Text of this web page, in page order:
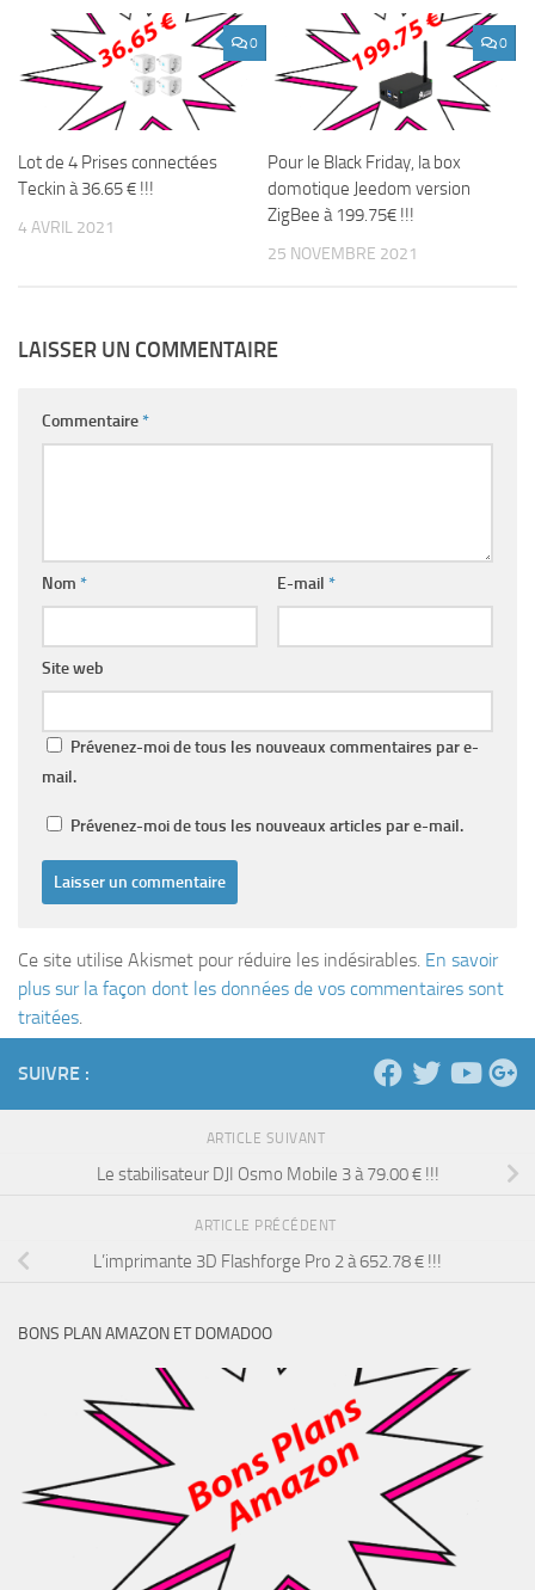
0
Lot de 4 Prises connectées
Teckin à 36.65 € !!!
4 AVRIL 2021
0
Pour le Black Friday, la box
domotique Jeedom version
ZigBee à 199.75€ !!!
25 NOVEMBRE 2021
LAISSER UN COMMENTAIRE
Commentaire*
Nom * E-mail *
Site web
Prévenez-moi de tous les nouveaux commentaires par e-
mail.
Prévenez-moi de tous les nouveaux articles par e-mail.
Ce site utilise Akismet pour réduire les indésirables. En savoir
plus sur la façon dont les données de vos commentaires sont
traitées.
SUIVRE :
ARTICLE SUIVANT
Le stabilisateur DJI Osmo Mobile 3 à 79.00 € !!!
ARTICLE PRÉCÉDENT
L’imprimante 3D Flashforge Pro 2 à 652.78 € !!!
BONS PLAN AMAZON ET DOMADOO